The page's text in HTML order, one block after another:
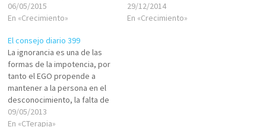
tu identidad,llena de
obstáculos tus relaciones con
ingrediente tóxico en la vida
de todo ser,algo para ser
evitado por…
06/05/2015
En «Crecimiento»
caretas encarnen al
rostro,mayor la plenitud de tu
29/12/2014
En «Crecimiento»
El consejo diario 399
La ignorancia es una de las
formas de la impotencia, por
tanto el EGO propende a
mantener a la persona en el
desconocimiento, la falta de
conciencia, el engaño, la fe.
No dejes de estudiar, analizar,
09/05/2013
En «CTerapia»